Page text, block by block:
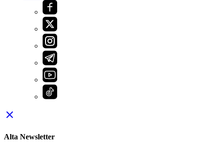
close
Alta Newsletter